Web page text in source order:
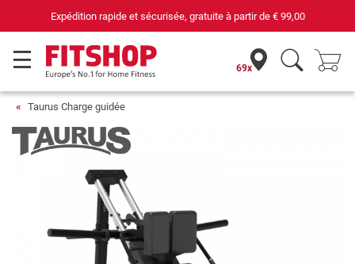
69 magasins avec 75 techniciens
69x
Taurus Charge guidée